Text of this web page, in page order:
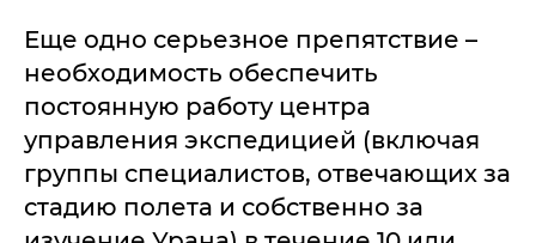
Еще одно серьезное препятствие –
необходимость обеспечить
постоянную работу центра
управления экспедицией (включая
группы специалистов, отвечающих за
стадию полета и собственно за